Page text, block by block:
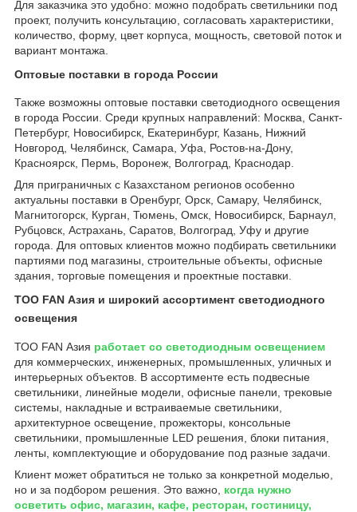
Для заказчика это удобно: можно подобрать светильники под
проект, получить консультацию, согласовать характеристики,
количество, форму, цвет корпуса, мощность, световой поток и
вариант монтажа.
Оптовые поставки в города России
Также возможны оптовые поставки светодиодного освещения
в города России. Среди крупных направлений: Москва, Санкт-
Петербург, Новосибирск, Екатеринбург, Казань, Нижний
Новгород, Челябинск, Самара, Уфа, Ростов-на-Дону,
Красноярск, Пермь, Воронеж, Волгоград, Краснодар.
Для приграничных с Казахстаном регионов особенно
актуальны поставки в Оренбург, Орск, Самару, Челябинск,
Магнитогорск, Курган, Тюмень, Омск, Новосибирск, Барнаул,
Рубцовск, Астрахань, Саратов, Волгоград, Уфу и другие
города. Для оптовых клиентов можно подбирать светильники
партиями под магазины, строительные объекты, офисные
здания, торговые помещения и проектные поставки.
ТОО FAN Азия и широкий ассортимент светодиодного
освещения
ТОО FAN Азия работает со светодиодным освещением
для коммерческих, инженерных, промышленных, уличных и
интерьерных объектов. В ассортименте есть подвесные
светильники, линейные модели, офисные панели, трековые
системы, накладные и встраиваемые светильники,
архитектурное освещение, прожекторы, консольные
светильники, промышленные LED решения, блоки питания,
ленты, комплектующие и оборудование под разные задачи.
Клиент может обратиться не только за конкретной моделью,
но и за подбором решения. Это важно, когда нужно
осветить офис, магазин, кафе, ресторан, гостиницу,